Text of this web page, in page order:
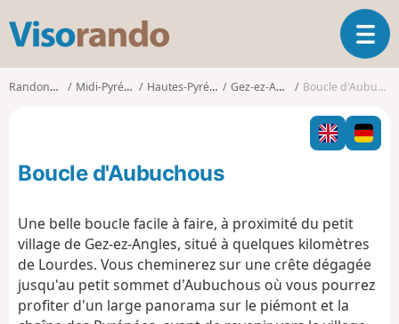
s
o
o
O
u
v
i
r
l
i
g
a
Randonnées Midi-Pyrénées Hautes-Pyrénées Gez-ez-Angles Boucle d'Aubuchous
Boucle d'Aubuchous
Une belle boucle facile à faire, à proximité du petit
village de Gez-ez-Angles, situé à quelques kilomètres
de Lourdes. Vous cheminerez sur une crête dégagée
jusqu'au petit sommet d'Aubuchous où vous pourrez
profiter d'un large panorama sur le piémont et la